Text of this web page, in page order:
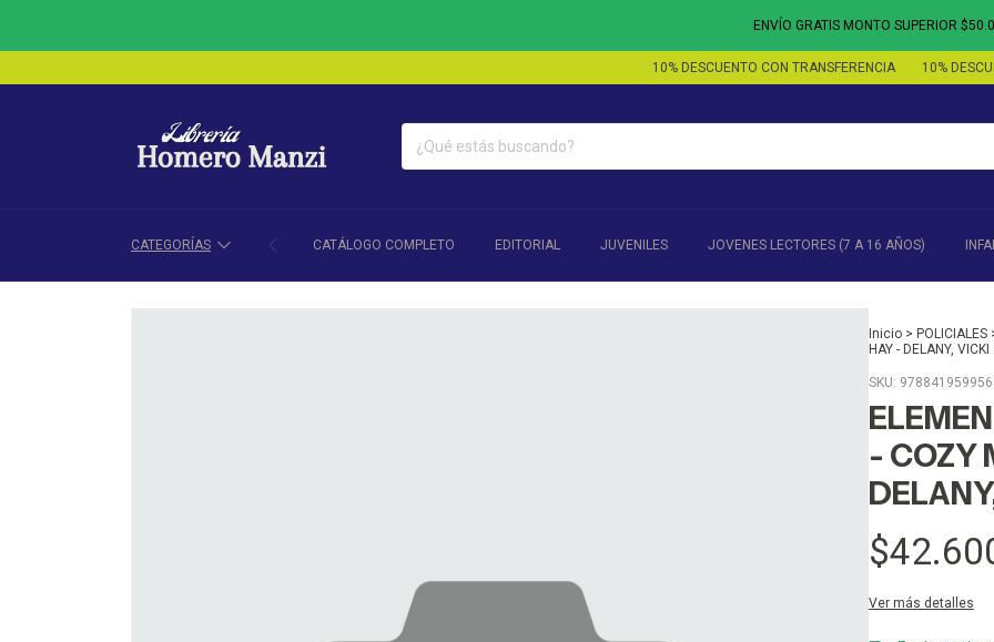
ENVÍO GRATIS MONTO SUPERIOR
10% DESCUENTO CON TRANSFERENCIA 10%
CATEGORÍAS CATÁLOGO COMPLETO EDITORIAL JUVENILES JOVENES LECTORES (7 A 16 AÑOS)
Inicio > POLICIALES
HAY - DELANY, VICKI
SKU:
- COZY
Ver más detalles